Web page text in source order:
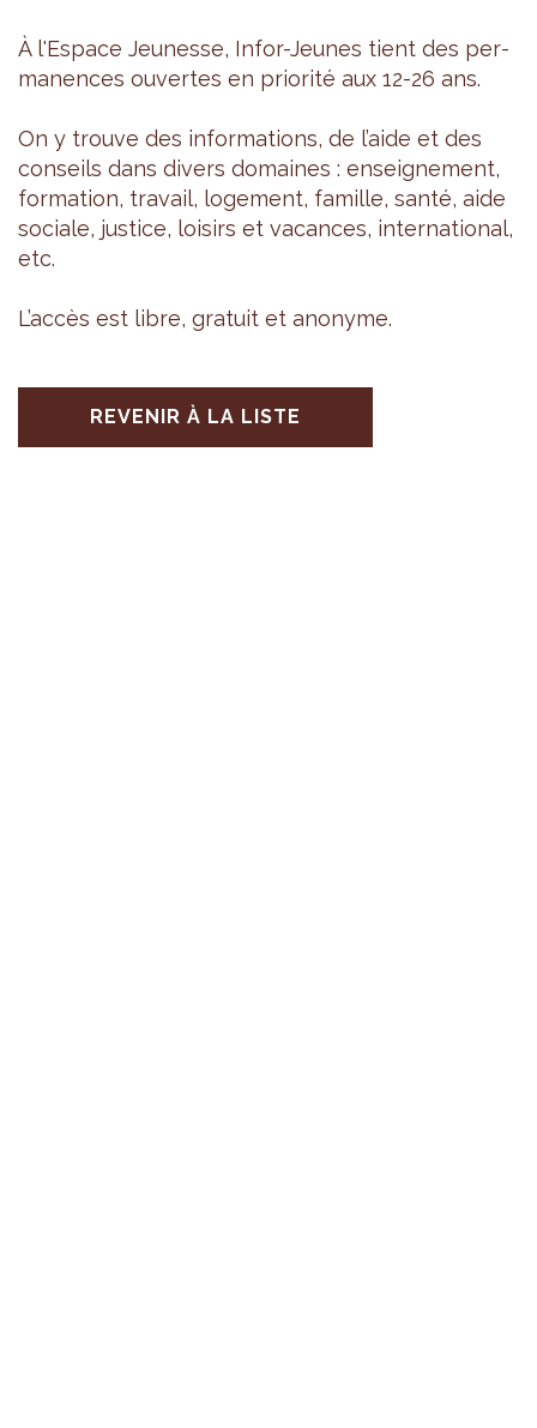
À l'Es­pace Jeu­nesse, Infor-Jeunes tient des per­
ma­nences ouvertes en prio­rité aux 12-26 ans.
On y trouve des infor­ma­tions, de l’aide et des
conseils dans divers domaines : ensei­gne­ment,
for­ma­tion, tra­vail, loge­ment, famille, santé, aide
sociale, jus­tice, loi­sirs et vacances, inter­na­tio­nal,
etc.
L’ac­cès est libre, gra­tuit et ano­nyme.
REVENIR À LA LISTE